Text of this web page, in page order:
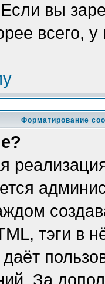
вы
всего,
Форматирование
тэги в
За